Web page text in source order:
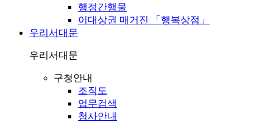
행정간행물
이대상권 매거진 「행복상점」
우리서대문
우리서대문
구청안내
조직도
업무검색
청사안내